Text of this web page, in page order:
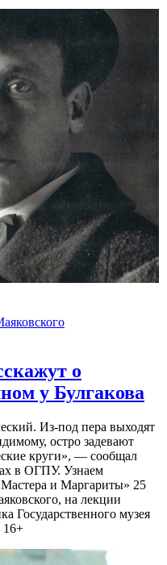
о
у Булгакова
Из-под пера выходят
остро задевают
круги», — сообщал
в ОГПУ. Узнаем
и Маргариты» 25
на лекции
Государственного музея
16+